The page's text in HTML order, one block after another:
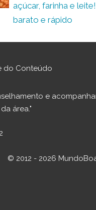
açúcar, farinha e
barato e rápido
do Conteúdo
e
área."
© 2012 - 2026